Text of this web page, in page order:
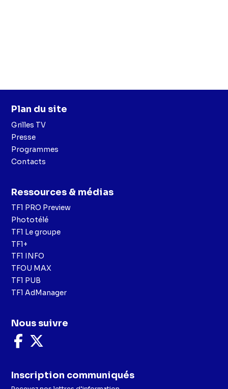
Plan du site
Grilles TV
Presse
Programmes
Contacts
Ressources & médias
TF1 PRO Preview
Phototélé
TF1 Le groupe
TF1+
TF1 INFO
TFOU MAX
TF1 PUB
TF1 AdManager
Nous suivre
Nous
suivre
Facebook
X
Inscription communiqués